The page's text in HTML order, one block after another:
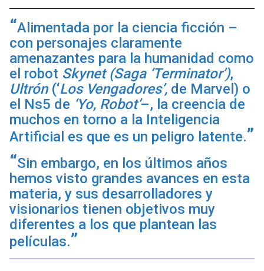
Alimentada por la ciencia ficción –
con personajes claramente
amenazantes para la humanidad como
el robot Skynet (Saga ‘Terminator’),
Ultrón(‘Los Vengadores’,de Marvel) o
el Ns5 de ‘Yo, Robot’–, la creencia de
muchos en torno a la Inteligencia
Artificial es que es un peligro latente.
Sin embargo, en los últimos años
hemos visto grandes avances en esta
materia, y sus desarrolladores y
visionarios tienen objetivos muy
diferentes a los que plantean las
películas.